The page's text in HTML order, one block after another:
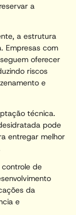
a
a estrutura
Empresas com
oferecer
riscos
e
técnica.
pode
entregar melhor
de
da
e